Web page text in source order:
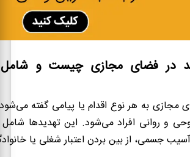
در فضای مجازی چیست و
مجازی به هر نوع اقدام یا پیامی گفته
و روانی افراد می‌شود. این تهدیدها شامل
جسمی، از بین بردن اعتبار شغلی یا